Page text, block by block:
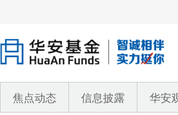
焦点动态 信息披露 华安